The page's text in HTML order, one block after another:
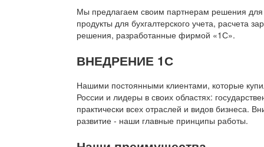
Мы предлагаем своим партнерам решения для
продукты для бухгалтерского учета, расчета
решения, разработанные фирмой «1С».
ВНЕДРЕНИЕ 1С
Нашими постоянными клиентами, которые
России и лидеры в своих областях:
практически всех отраслей и видов бизнеса.
развитие - наши главные принципы работы.